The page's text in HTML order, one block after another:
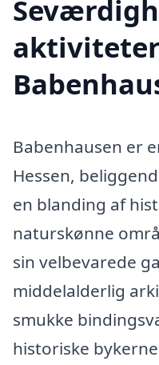
Babenhausen er
Hessen,
en blanding af
naturskønne
sin velbevarede
middelalderlig
smukke
historiske